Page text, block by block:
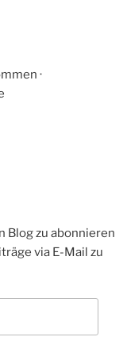
·
Blog zu abonnieren
via E-Mail zu